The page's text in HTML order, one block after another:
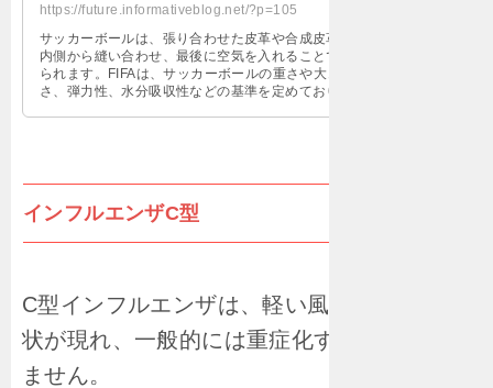
https://future.informativeblog.net/?p=105
サッカーボールは、張り合わせた皮革や合成皮革を
内側から縫い合わせ、最後に空気を入れることで作
られます。FIFAは、サッカーボールの重さや大き
さ、弾力性、水分吸収性などの基準を定めており、
インフルエンザC型
C型インフルエンザは、軽い風邪のような症
状が現れ、一般的には重症化することはあり
ません。